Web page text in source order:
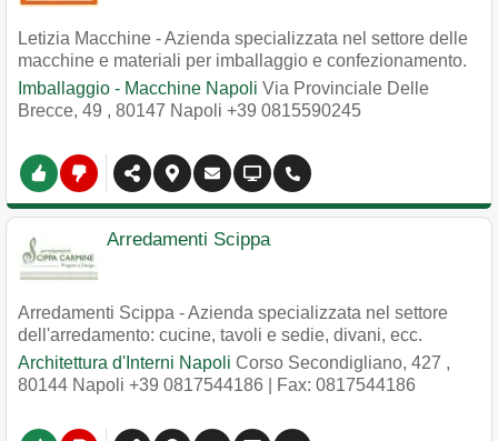
Letizia Macchine - Azienda specializzata nel settore delle
macchine e materiali per imballaggio e confezionamento.
Imballaggio - Macchine Napoli Via Provinciale Delle
Brecce, 49 , 80147 Napoli +39 0815590245
Arredamenti Scippa
Arredamenti Scippa - Azienda specializzata nel settore
dell'arredamento: cucine, tavoli e sedie, divani, ecc.
Architettura d'Interni Napoli Corso Secondigliano, 427 ,
80144 Napoli +39 0817544186 | Fax: 0817544186